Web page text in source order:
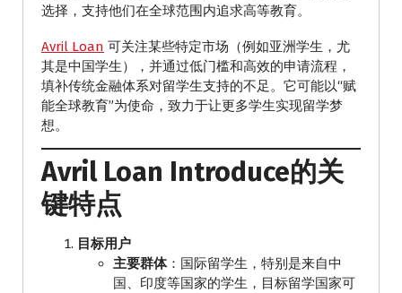
选择，支持他们在全球范围内追求高等教育。
Avril Loan 可关注某些特定市场（例如亚洲学生，尤
其是中国学生），并通过低门槛和高效的申请流程，
填补传统金融体系对留学生支持的不足。它可能以“赋
能全球教育”为使命，致力于让更多学生实现留学梦
想。
Avril Loan Introduce的关
键特点
目标用户
主要群体：国际留学生，特别是来自中
国、印度等国家的学生，目标留学国家可